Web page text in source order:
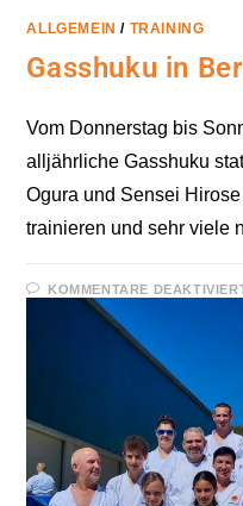
ALLGEMEIN / TRAINING
Gasshuku in
Vom Donnerstag bis
alljährliche Gasshuku
Ogura und Sensei
trainieren und sehr viele
KOMMENTARE